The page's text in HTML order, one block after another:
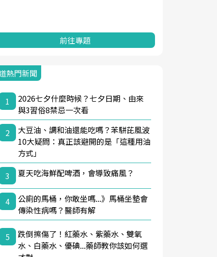
前往專題
熱門新聞
1
2026七夕什麼時候？七夕日期、由來
與3習俗8禁忌一次看
2
大豆油、調和油還能吃嗎？苯駢芘風波
10大疑問：真正該避開的是「這種用油
方式」
3
夏天吃海鮮配啤酒，會導致痛風？
4
公廁的馬桶，你敢坐嗎...》馬桶坐墊會
傳染性病嗎？醫師有解
5
跌倒擦傷了！紅藥水、紫藥水、雙氧
水、白藥水、優碘...藥師教你該如何選